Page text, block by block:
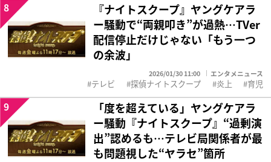
『ナイトスクープ』ヤングケアラ
ー騒動で“両親叩き”が過熱…TVer
配信停止だけじゃない「もう一つ
の余波」
2026/01/30 11:00 エンタメニュース
8
テレビ 探偵ナイトスクープ 炎上 育児
「度を超えている」ヤングケアラ
ー騒動『ナイトスクープ』“過剰演
出”認めるも…テレビ局関係者が最
も問題視した“ヤラセ”箇所
9